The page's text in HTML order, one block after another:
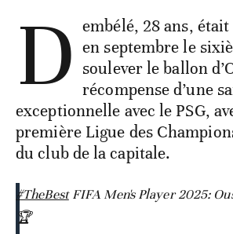
D embélé, 28 ans, était
en septembre le
soulever le ballon
récompense d’une
exceptionnelle avec le PSG,
première Ligue des
du club de la capitale.
#TheBestFIFA Men's Player 2025:
🏆